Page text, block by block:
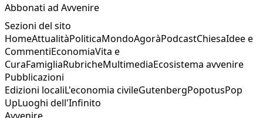
Abbonati ad Avvenire
Sezioni del sito
HomeAttualitàPoliticaMondoAgoràPodcastChiesaIdee e
CommentiEconomiaVita e
CuraFamigliaRubricheMultimediaEcosistema avvenire
Pubblicazioni
Edizioni localiL'economia civileGutenbergPopotusPop
UpLuoghi dell'Infinito